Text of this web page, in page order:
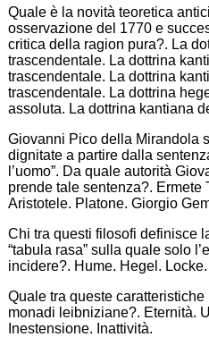
Quale è la novità teoretica
osservazione del 1770 e
critica della ragion pura?. La
trascendentale. La dottrina
trascendentale. La dottrina
trascendentale. La dottrina
assoluta. La dottrina kantiana
Giovanni Pico della Mirandola
dignitate a partire dalla
l’uomo”. Da quale autorità
prende tale sentenza?.
Aristotele. Platone. Giorgio
Chi tra questi filosofi definisce
“tabula rasa” sulla quale solo
incidere?. Hume. Hegel.
Quale tra queste
monadi leibniziane?. Eternità.
Inestensione. Inattività.